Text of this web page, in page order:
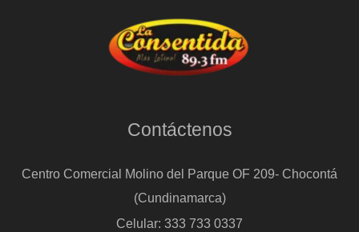
Contáctenos
Centro Comercial Molino del Parque OF 209- Chocontá
(Cundinamarca)
Celular: 333 733 0337